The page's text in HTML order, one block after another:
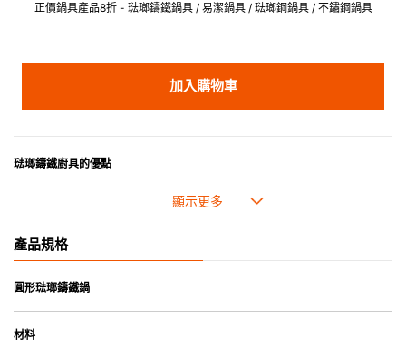
正價鍋具產品8折 - 琺瑯鑄鐵鍋具 / 易潔鍋具 / 琺瑯鋼鍋具 / 不鏽鋼鍋具
加入購物車
琺瑯鑄鐵廚具的優點
• 琺瑯鑄鐵傳熱性均勻，不會產生過熱點。
• 重身的鍋蓋能有助防止蒸氣溜走,易於 保持食物的原汁原味。
• 琺瑯抗酸鹼，不會殘留氣味，安全衛生。
產品規格
圓形琺瑯鑄鐵鍋
材料